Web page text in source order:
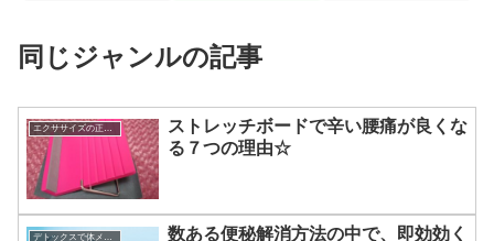
同じジャンルの記事
エクササイズの正しい知識☆
ストレッチボードで辛い腰痛が良くな
る７つの理由☆
数ある便秘解消方法の中で、即効効く